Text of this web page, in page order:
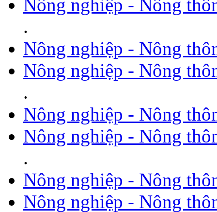
Nông nghiệp - Nông
.
Nông nghiệp - Nông
Nông nghiệp - Nông
.
Nông nghiệp - Nông
Nông nghiệp - Nông
.
Nông nghiệp - Nông
Nông nghiệp - Nông